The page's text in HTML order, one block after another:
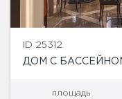
ID 25312
ДОМ С
площадь